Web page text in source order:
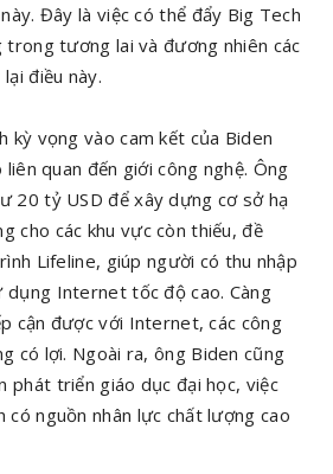
Đây là việc có thể đẩy Big Tech
trong tương lai và đương nhiên các
điều này.
kỳ vọng vào cam kết của Biden
quan đến giới công nghệ. Ông
20 tỷ USD để xây dựng cơ sở hạ
cho các khu vực còn thiếu, đề
Lifeline, giúp người có thu nhập
dụng Internet tốc độ cao. Càng
cận được với Internet, các công
có lợi. Ngoài ra, ông Biden cũng
phát triển giáo dục đại học, việc
có nguồn nhân lực chất lượng cao